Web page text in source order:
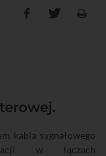
kabla sygnałowego
w łączach